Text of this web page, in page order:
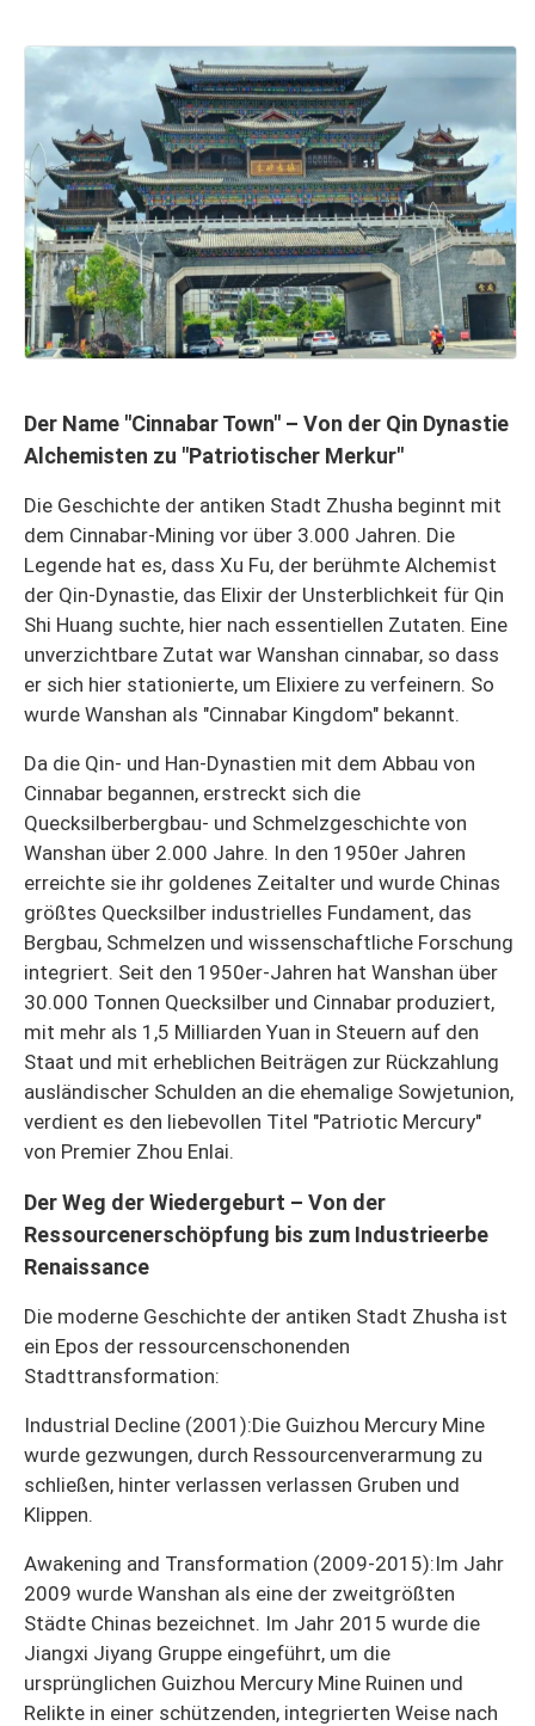
Der Name "Cinnabar Town" – Von der Qin Dynastie
Alchemisten zu "Patriotischer Merkur"
Die Geschichte der antiken Stadt Zhusha beginnt mit
dem Cinnabar-Mining vor über 3.000 Jahren. Die
Legende hat es, dass Xu Fu, der berühmte Alchemist
der Qin-Dynastie, das Elixir der Unsterblichkeit für Qin
Shi Huang suchte, hier nach essentiellen Zutaten. Eine
unverzichtbare Zutat war Wanshan cinnabar, so dass
er sich hier stationierte, um Elixiere zu verfeinern. So
wurde Wanshan als "Cinnabar Kingdom" bekannt.
Da die Qin- und Han-Dynastien mit dem Abbau von
Cinnabar begannen, erstreckt sich die
Quecksilberbergbau- und Schmelzgeschichte von
Wanshan über 2.000 Jahre. In den 1950er Jahren
erreichte sie ihr goldenes Zeitalter und wurde Chinas
größtes Quecksilber industrielles Fundament, das
Bergbau, Schmelzen und wissenschaftliche Forschung
integriert. Seit den 1950er-Jahren hat Wanshan über
30.000 Tonnen Quecksilber und Cinnabar produziert,
mit mehr als 1,5 Milliarden Yuan in Steuern auf den
Staat und mit erheblichen Beiträgen zur Rückzahlung
ausländischer Schulden an die ehemalige Sowjetunion,
verdient es den liebevollen Titel "Patriotic Mercury"
von Premier Zhou Enlai.
Der Weg der Wiedergeburt – Von der
Ressourcenerschöpfung bis zum Industrieerbe
Renaissance
Die moderne Geschichte der antiken Stadt Zhusha ist
ein Epos der ressourcenschonenden
Stadttransformation:
Industrial Decline (2001):Die Guizhou Mercury Mine
wurde gezwungen, durch Ressourcenverarmung zu
schließen, hinter verlassen verlassen Gruben und
Klippen.
Awakening and Transformation (2009-2015):Im Jahr
2009 wurde Wanshan als eine der zweitgrößten
Städte Chinas bezeichnet. Im Jahr 2015 wurde die
Jiangxi Jiyang Gruppe eingeführt, um die
ursprünglichen Guizhou Mercury Mine Ruinen und
Relikte in einer schützenden, integrierten Weise nach